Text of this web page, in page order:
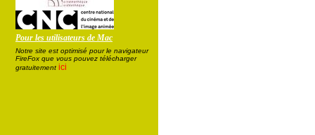
Pour les utilisateurs de Mac
Notre site est optimisé pour le navigateur
FireFox que vous pouvez télécharger
gratuitement ici